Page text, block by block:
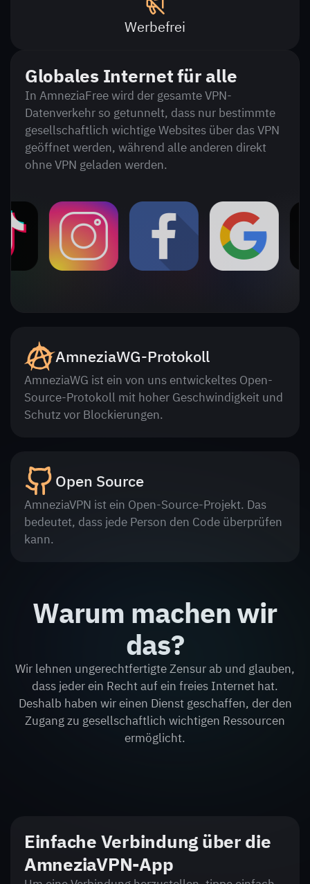
Werbefrei
Globales Internet für alle
In AmneziaFree wird der gesamte VPN-
Datenverkehr so getunnelt, dass nur bestimmte
gesellschaftlich wichtige Websites über das VPN
geöffnet werden, während alle anderen direkt
ohne VPN geladen werden.
AmneziaWG-Protokoll
AmneziaWG ist ein von uns entwickeltes Open-
Source-Protokoll mit hoher Geschwindigkeit und
Schutz vor Blockierungen.
Open Source
AmneziaVPN ist ein Open-Source-Projekt. Das
bedeutet, dass jede Person den Code überprüfen
kann.
Warum machen wir
das?
Wir lehnen ungerechtfertigte Zensur ab und glauben,
dass jeder ein Recht auf ein freies Internet hat.
Deshalb haben wir einen Dienst geschaffen, der den
Zugang zu gesellschaftlich wichtigen Ressourcen
ermöglicht.
Einfache Verbindung über die
AmneziaVPN-App